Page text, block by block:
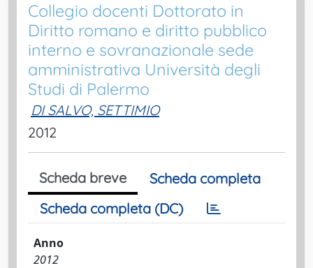
Collegio docenti Dottorato in
Diritto romano e diritto pubblico
interno e sovranazionale sede
amministrativa Università degli
Studi di Palermo
DI SALVO, SETTIMIO
2012
Scheda breve
Scheda completa
Scheda completa (DC)
Anno
2012